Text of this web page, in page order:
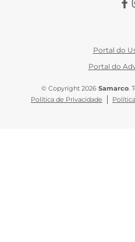
Portal do
Portal do
© Copyright 2026 Samarco.
Política de Privacidade